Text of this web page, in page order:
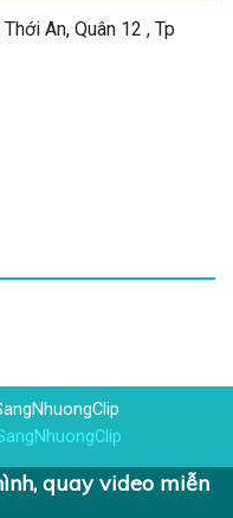
An, Quân 12 , Tp
quay video miễn